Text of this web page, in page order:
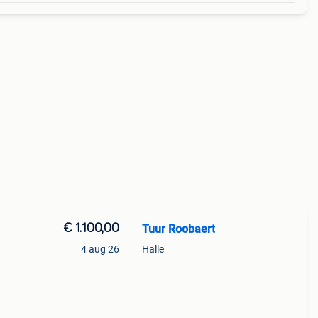
€ 1.100,00
4 aug 26
Tuur Roobaert
Halle